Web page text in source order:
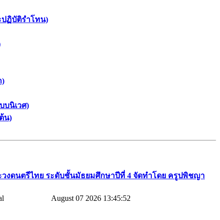
ฏิบัติรำโทน)
)
บนิเวศ)
น)
วงดนตรีไทย​ ระดับชั้นมัธยมศึกษาปีที่​ 4​ จัดทำโดย​ ครูปพิชญา​
August 07 2026 13:45:52